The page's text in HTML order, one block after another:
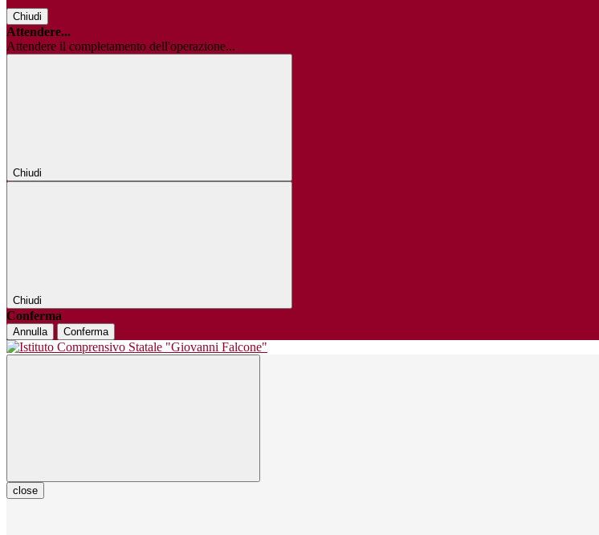
Chiudi
Attendere...
Attendere il completamento dell'operazione...
Chiudi
Chiudi
Conferma
Annulla Conferma
close